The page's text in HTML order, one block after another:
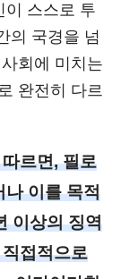
이 스스로 투
의 국경을 넘
회에 미치는
완전히 다르
르면, 필로
나 이를 목적
이상의 징역
접적으로